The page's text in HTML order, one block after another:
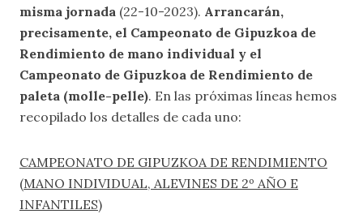
misma jornada (22-10-2023). Arrancarán,
precisamente, el Campeonato de Gipuzkoa de
Rendimiento de mano individual y el
Campeonato de Gipuzkoa de Rendimiento de
paleta (molle-pelle). En las próximas líneas hemos
recopilado los detalles de cada uno:
CAMPEONATO DE GIPUZKOA DE RENDIMIENTO
(MANO INDIVIDUAL, ALEVINES DE 2º AÑO E
INFANTILES)